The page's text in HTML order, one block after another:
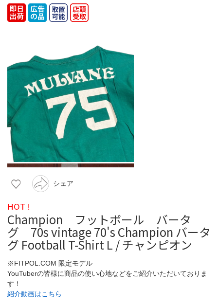
シェア
HOT !
Champion フットボール バータ
グ 70s vintage 70's Champion バータ
グ Football T-Shirt L / チャンピオン
※FITPOL.COM 限定モデル
YouTuberの皆様に商品の使い心地などをご紹介いただいておりま
す！
紹介動画はこちら